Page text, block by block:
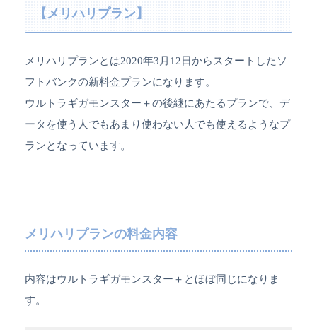
【メリハリプラン】
メリハリプランとは2020年3月12日からスタートしたソ
フトバンクの新料金プランになります。
ウルトラギガモンスター＋の後継にあたるプランで、デ
ータを使う人でもあまり使わない人でも使えるようなプ
ランとなっています。
メリハリプランの料金内容
内容はウルトラギガモンスター＋とほぼ同じになりま
す。